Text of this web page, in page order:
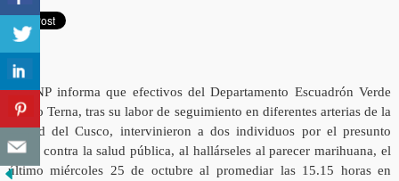
La PNP informa que efectivos del Departamento Escuadrón Verde
Grupo Terna, tras su labor de seguimiento en diferentes arterias de la
ciudad del Cusco, intervinieron a dos individuos por el presunto
delito contra la salud pública, al hallárseles al parecer marihuana, el
último miércoles 25 de octubre al promediar las 15.15 horas en